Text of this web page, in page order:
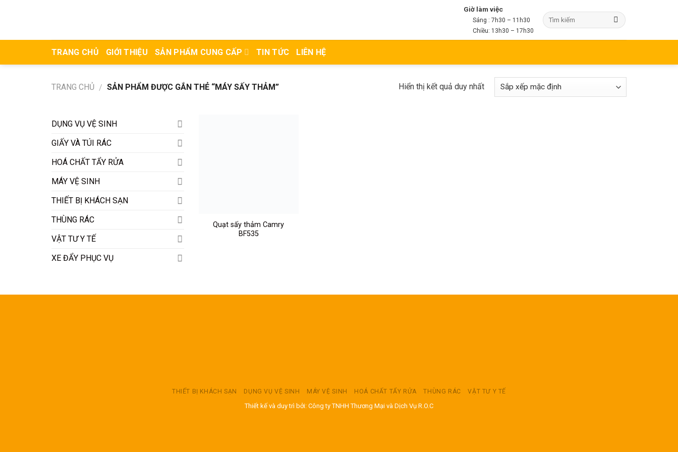
Giờ làm việc
Sáng : 7h30 – 11h30
Chiều: 13h30 – 17h30
TRANG CHỦ GIỚI THIỆU SẢN PHẨM CUNG CẤP TIN TỨC LIÊN HỆ
TRANG CHỦ / SẢN PHẨM ĐƯỢC GẮN THẺ “MÁY SẤY THẢM” Hiển thị kết quả duy nhất
DỤNG VỤ VỆ SINH
GIẤY VÀ TÚI RÁC
HOÁ CHẤT TẨY RỬA
MÁY VỆ SINH
THIẾT BỊ KHÁCH SẠN
THÙNG RÁC
VẬT TƯ Y TẾ
XE ĐẨY PHỤC VỤ
Quạt sấy thảm Camry
BF535
THIẾT BỊ KHÁCH SẠN DỤNG VỤ VỆ SINH MÁY VỆ SINH HOÁ CHẤT TẨY RỬA THÙNG RÁC VẬT TƯ Y TẾ
Thiết kế và duy trì bởi: Công ty TNHH Thương Mại và Dịch Vụ R.O.C